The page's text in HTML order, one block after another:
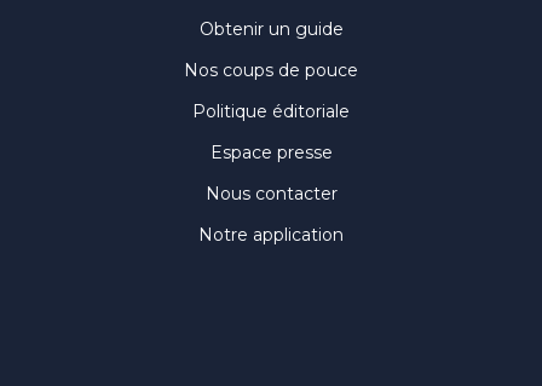
Obtenir un guide
Nos coups de pouce
Politique éditoriale
Espace presse
Nous contacter
Notre application